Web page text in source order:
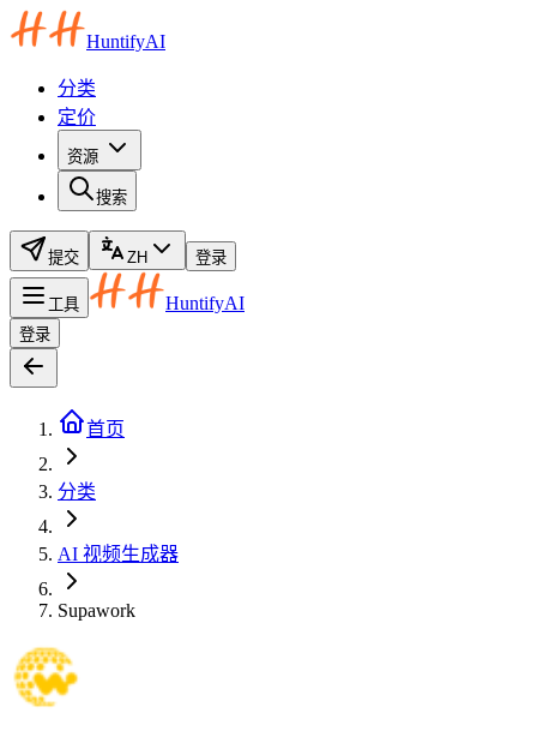
HuntifyAI
分类
定价
资源
搜索
提交 ZH 登录
工具 HuntifyAI
登录
首页
分类
AI 视频生成器
Supawork